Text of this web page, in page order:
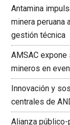
Antamina
minera peruana
gestión técnica
AMSAC
mineros en
Innovación y
centrales de
Alianza